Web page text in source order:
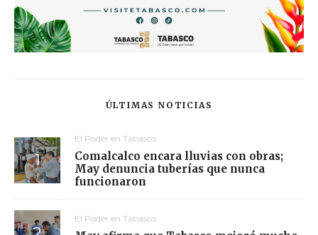
ÚLTIMAS NOTICIAS
El Poder en Tabasco
Comalcalco encara lluvias con obras;
May denuncia tuberías que nunca
funcionaron
El Poder en Tabasco